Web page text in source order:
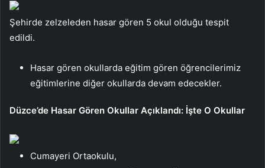
Şehirde zelzeleden hasar gören 5 okul olduğu tespit
edildi.
Hasar gören okullarda eğitim gören öğrencilerimiz
eğitimlerine diğer okullarda devam edecekler.
Düzce’de Hasar Gören Okullar Açıklandı: İşte O Okullar
Cumayeri Ortaokulu,